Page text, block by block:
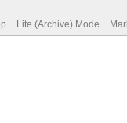
Lite (Archive) Mode